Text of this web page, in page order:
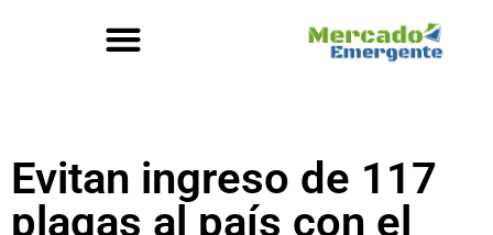
Evitan ingreso de 117
plagas al país con el